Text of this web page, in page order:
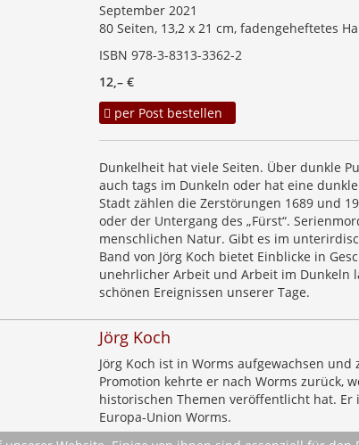
September 2021
80 Seiten, 13,2 x 21 cm, fadengeheftetes
ISBN 978-3-8313-3362-2
12,– €
per Post bestellen
Dunkelheit hat viele Seiten. Über dunkle
auch tags im Dunkeln oder hat eine
Stadt zählen die Zerstörungen 1689 und
oder der Untergang des „Fürst“.
menschlichen Natur. Gibt es im
Band von Jörg Koch bietet Einblicke in
unehrlicher Arbeit und Arbeit im Dunkeln
schönen Ereignissen unserer Tage.
Jörg Koch
Jörg Koch ist in Worms aufgewachsen
Promotion kehrte er nach Worms zurück,
historischen Themen veröffentlicht hat.
Europa-Union Worms.